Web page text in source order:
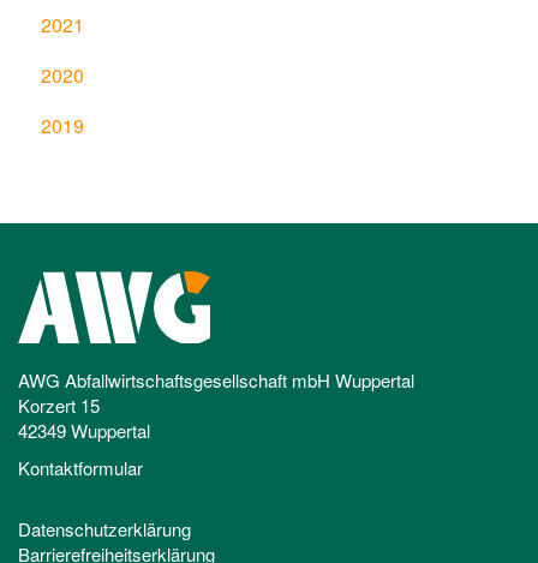
2021
2020
2019
AWG Abfallwirtschaftsgesellschaft mbH Wuppertal
Korzert 15
42349 Wuppertal
Kontaktformular
Datenschutzerklärung
Barrierefreiheitserklärung